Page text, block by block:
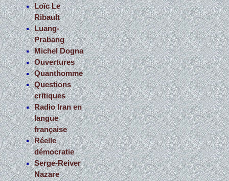
Loïc Le
Ribault
Luang-
Prabang
Michel Dogna
Ouvertures
Quanthomme
Questions
critiques
Radio Iran en
langue
française
Réelle
démocratie
Serge-Reiver
Nazare